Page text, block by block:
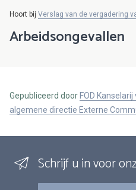
Hoort bij Verslag van de vergadering
Arbeidsongevallen
Gepubliceerd door FOD
algemene directie Externe
Schrijf u in voor